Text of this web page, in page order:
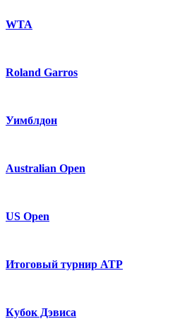
WTA
Roland Garros
Уимблдон
Australian Open
US Open
Итоговый турнир ATP
Кубок Дэвиса